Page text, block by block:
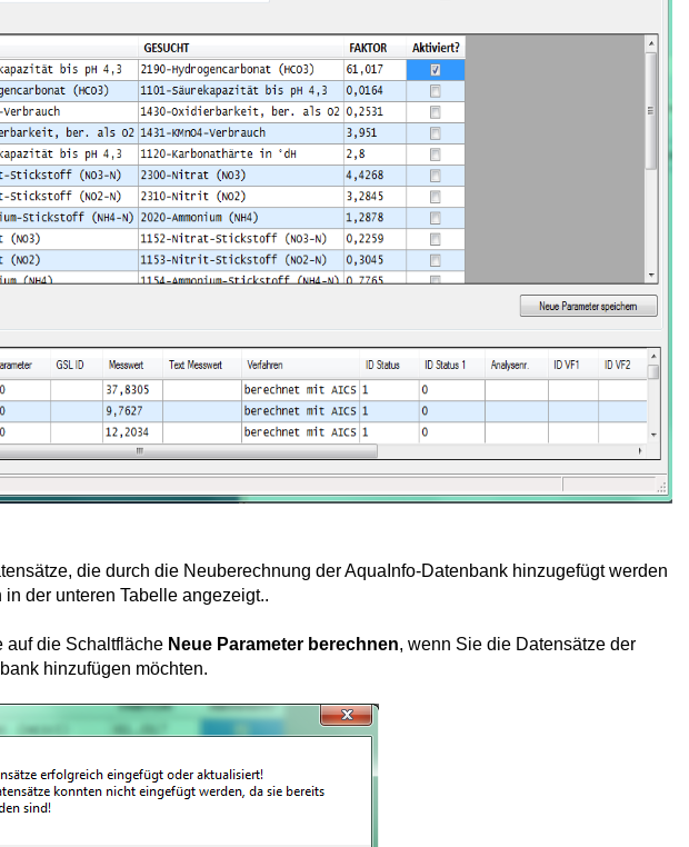
die durch die Neuberechnung der AquaInfo-Datenbank hinzugefügt werden
in der unteren Tabelle angezeigt..
auf die Schaltfläche Neue Parameter berechnen, wenn Sie die Datensätze der
hinzufügen möchten.